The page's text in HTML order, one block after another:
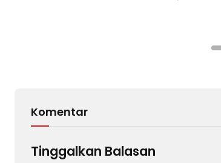
Komentar
Tinggalkan Balasan